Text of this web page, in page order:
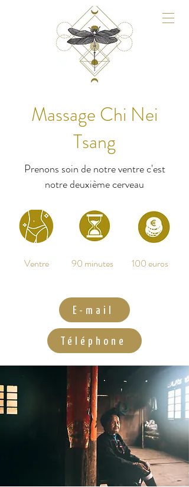
Massage Chi Nei
Tsang
Prenons soin de notre ventre c'est
notre deuxième cerveau
Ventre 90 minutes 100 euros
E-mail
Téléphone